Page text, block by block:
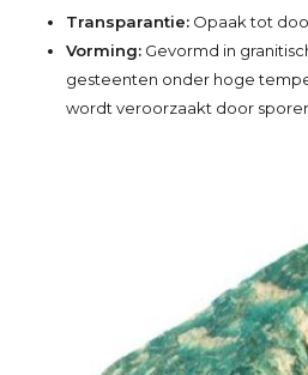
Transparantie: Opaak tot
Vorming: Gevormd in
gesteenten onder hoge
wordt veroorzaakt door